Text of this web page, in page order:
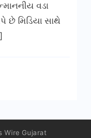
વડા
છે મિડિયા સાથે
Wire Gujarat